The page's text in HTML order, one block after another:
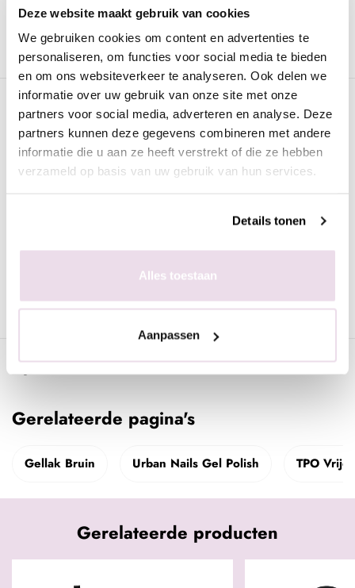
Deze website maakt gebruik van cookies
We gebruiken cookies om content en advertenties te
personaliseren, om functies voor social media te bieden
en om ons websiteverkeer te analyseren. Ook delen we
informatie over uw gebruik van onze site met onze
partners voor social media, adverteren en analyse. Deze
partners kunnen deze gegevens combineren met andere
informatie die u aan ze heeft verstrekt of die ze hebben
verzameld op basis van uw gebruik van hun services.
Details tonen
Alles toestaan
Aanpassen
Omschrijving
Urban Nails Mini Gelpolish Cateye
MP49
worden uitgehard onder een UV lamp (2 minuten) of een LED
lamp (60 seconden). Deze verpakking bevat 8 gram en is
Specificaties
Gerelateerde pagina's
Gellak Bruin Urban Nails Gel Polish TPO Vrije
Gerelateerde producten